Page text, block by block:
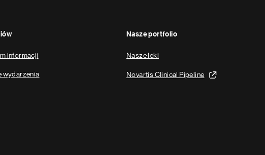
informacji
wydarzenia
Nasze portfolio
Nasze leki
Novartis Clinical Pipeline